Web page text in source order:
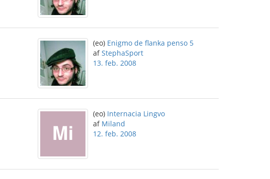
(eo) Enigmo de flanka penso 5
afStephaSport
13. feb. 2008
(eo) Internacia Lingvo
af Miland
12. feb. 2008